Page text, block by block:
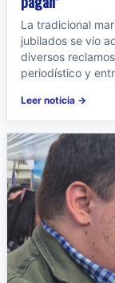
La tradicional
jubilados se vio
diversos
periodístico y
Leer noticia →